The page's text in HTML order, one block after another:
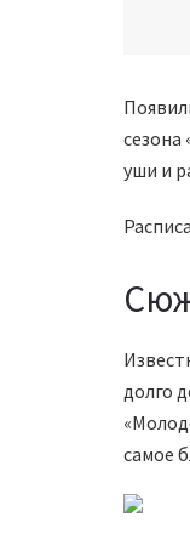
сезона
уши и
долго
самое